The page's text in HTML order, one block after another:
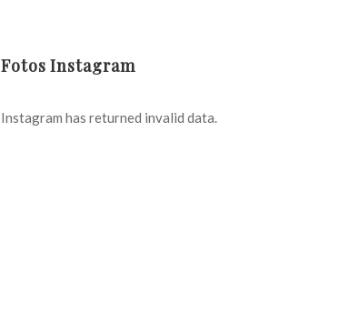
Fotos Instagram
Instagram has returned invalid data.